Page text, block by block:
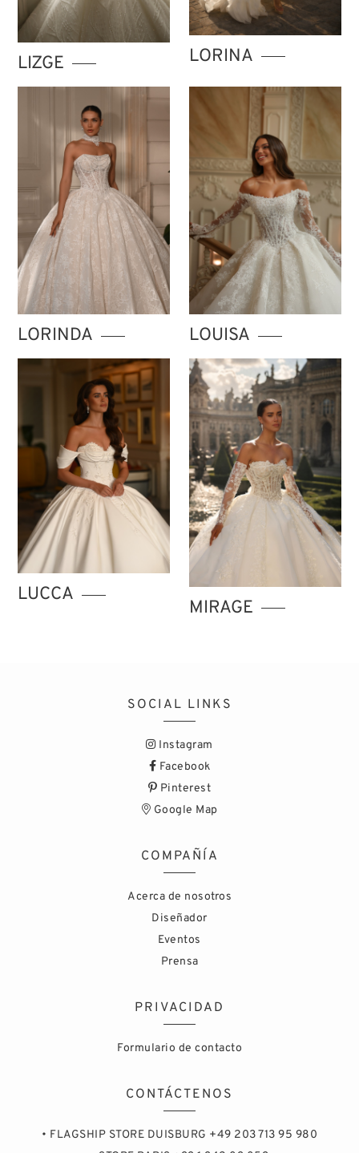
LIZGE LORINA
LORINDA LOUISA
LUCCA
MIRAGE
SOCIAL LINKS
Instagram
Facebook
Pinterest
Google Map
COMPAÑÍA
Acerca de nosotros
Diseñador
Eventos
Prensa
PRIVACIDAD
Formulario de contacto
CONTÁCTENOS
• FLAGSHIP STORE DUISBURG +49 203 713 95 980